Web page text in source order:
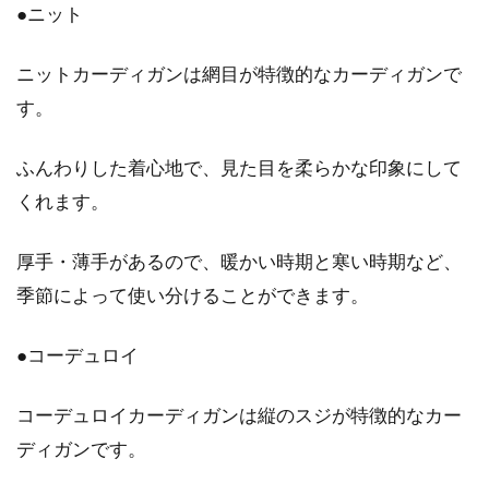
●ニット
ニットカーディガンは網目が特徴的なカーディガンで
す。
ふんわりした着心地で、見た目を柔らかな印象にして
くれます。
厚手・薄手があるので、暖かい時期と寒い時期など、
季節によって使い分けることができます。
●コーデュロイ
コーデュロイカーディガンは縦のスジが特徴的なカー
ディガンです。